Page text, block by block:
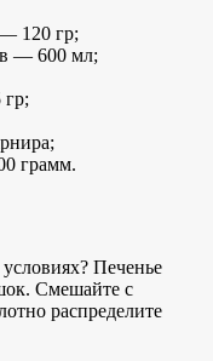
120 гр;
— 600 мл;
гр;
грамм.
Печенье
Смешайте с
распределите